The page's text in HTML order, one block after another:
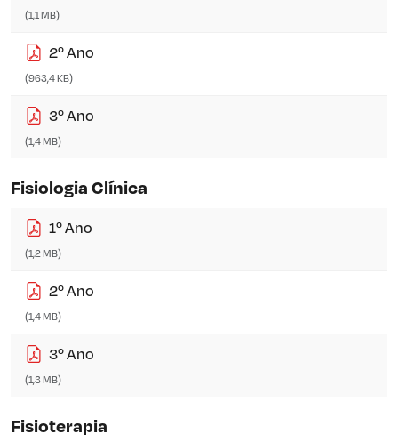
(1,1 MB)
2º Ano
(963,4 KB)
3º Ano
(1,4 MB)
Fisiologia Clínica
1º Ano
(1,2 MB)
2º Ano
(1,4 MB)
3º Ano
(1,3 MB)
Fisioterapia